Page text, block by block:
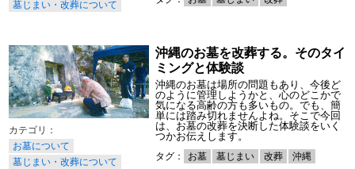
墓じまい・改葬について
お墓について
墓じまい・改葬について
沖縄のお墓を改葬する。そのタイ
ミングと体験談
沖縄のお墓は場所の問題もあり、今後ど
のように管理しようかと、心のどこかで
気になる高齢の方も多いもの。でも、簡
単には踏み切れませんよね。そこで今回
は、お墓の改葬を決断した体験談をいく
つかお伝えします。
タグ： お墓 墓じまい 改葬 沖縄